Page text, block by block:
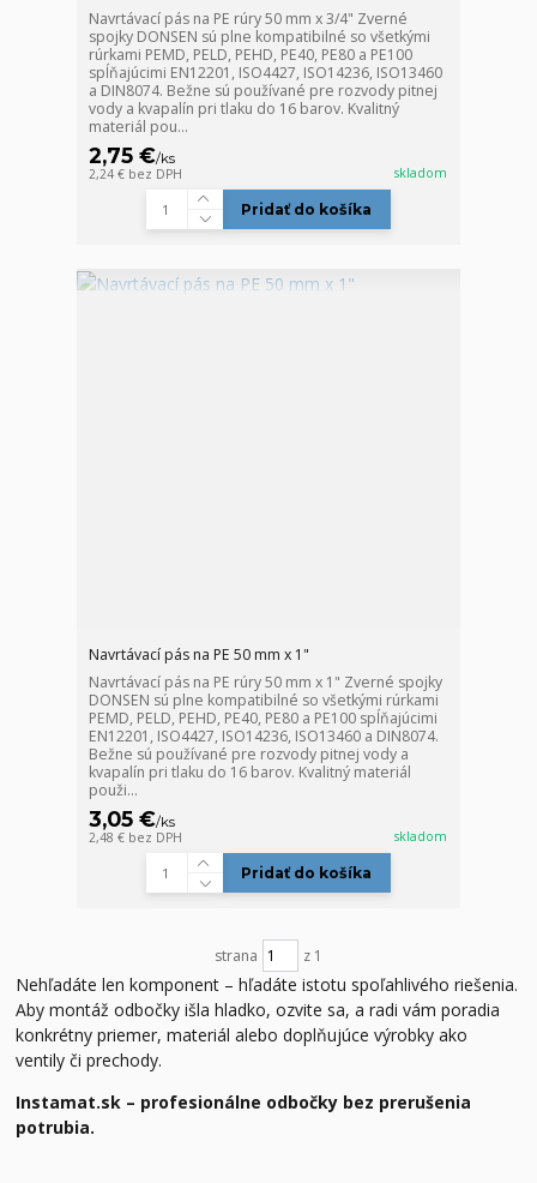
Navrtávací pás na PE rúry 50 mm x 3/4" Zverné
spojky DONSEN sú plne kompatibilné so všetkými
rúrkami PEMD, PELD, PEHD, PE40, PE80 a PE100
spĺňajúcimi EN12201, ISO4427, ISO14236, ISO13460
a DIN8074. Bežne sú používané pre rozvody pitnej
vody a kvapalín pri tlaku do 16 barov. Kvalitný
materiál pou...
2,75 €/ks
2,24 € bez DPH skladom
Pridať do košíka
Navrtávací pás na PE 50 mm x 1"
Navrtávací pás na PE rúry 50 mm x 1" Zverné spojky
DONSEN sú plne kompatibilné so všetkými rúrkami
PEMD, PELD, PEHD, PE40, PE80 a PE100 spĺňajúcimi
EN12201, ISO4427, ISO14236, ISO13460 a DIN8074.
Bežne sú používané pre rozvody pitnej vody a
kvapalín pri tlaku do 16 barov. Kvalitný materiál
použi...
3,05 €/ks
2,48 € bez DPH skladom
Pridať do košíka
strana z 1
Nehľadáte len komponent – hľadáte istotu spoľahlivého riešenia.
Aby montáž odbočky išla hladko, ozvite sa, a radi vám poradia
konkrétny priemer, materiál alebo doplňujúce výrobky ako
ventily či prechody.
Instamat.sk – profesionálne odbočky bez prerušenia
potrubia.